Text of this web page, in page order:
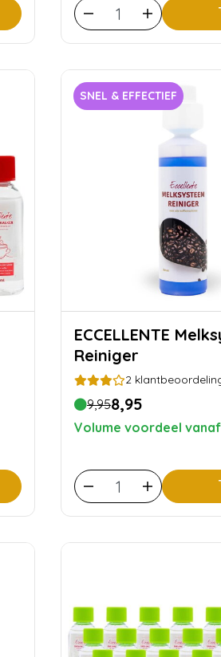
SNEL & EFFECTIEF
ECCELLENTE Melksysteem
Reiniger
2
9,958,95
Volume voordeel